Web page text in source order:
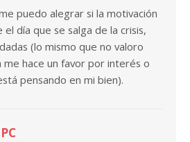
puedo alegrar si la motivación
día que se salga de la crisis,
(lo mismo que no valoro
me hace un favor por interés o
pensando en mi bien).